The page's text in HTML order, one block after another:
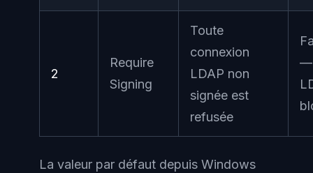
2
Require
Signing
Toute
connexion
LDAP non
signée est
refusée
—
La valeur par défaut depuis Windows